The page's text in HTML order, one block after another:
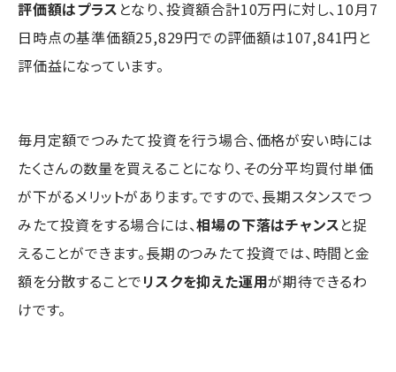
評価額はプラス となり、投資額合計10万円に対し、10月7
日時点の基準価額25,829円での評価額は107,841円と
評価益になっています。
毎月定額でつみたて投資を行う場合、価格が安い時には
たくさんの数量を買えることになり、その分平均買付単価
が下がるメリットがあります。ですので、長期スタンスでつ
みたて投資をする場合には、相場の下落はチャンスと捉
えることができます。長期のつみたて投資では、時間と金
額を分散することでリスクを抑えた運用が期待できるわ
けです。